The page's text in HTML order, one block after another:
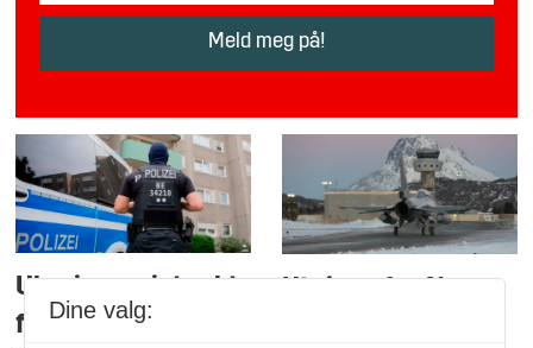
Ukrainer mistenkt
for sabotasje-
Utvises fra Norge
Dine valg: